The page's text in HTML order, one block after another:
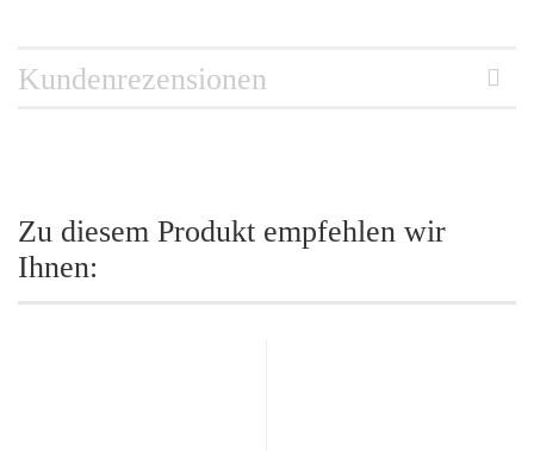
Kundenrezensionen
Zu diesem Produkt empfehlen wir
Ihnen: